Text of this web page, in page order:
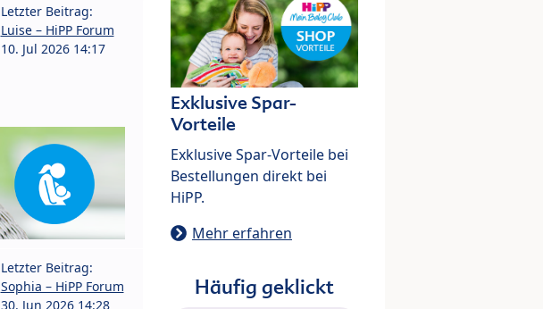
Letzter Beitrag:
Luise – HiPP Forum
10. Jul 2026 14:17
Letzter Beitrag:
Sophia – HiPP Forum
30. Jun 2026 14:28
Exklusive Spar-
Vorteile
Exklusive Spar-Vorteile bei
Bestellungen direkt bei
HiPP.
Mehr erfahren
Häufig geklickt